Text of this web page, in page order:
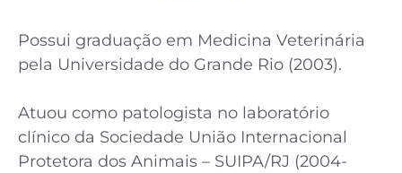
Possui graduação em Medicina Veterinária
pela Universidade do Grande Rio (2003).
Atuou como patologista no laboratório
clínico da Sociedade União Internacional
Protetora dos Animais – SUIPA/RJ (2004-